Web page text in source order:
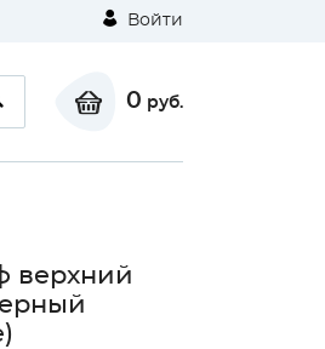
Войти
0 руб.
верхний